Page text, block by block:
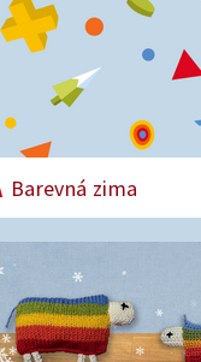
Barevná zima